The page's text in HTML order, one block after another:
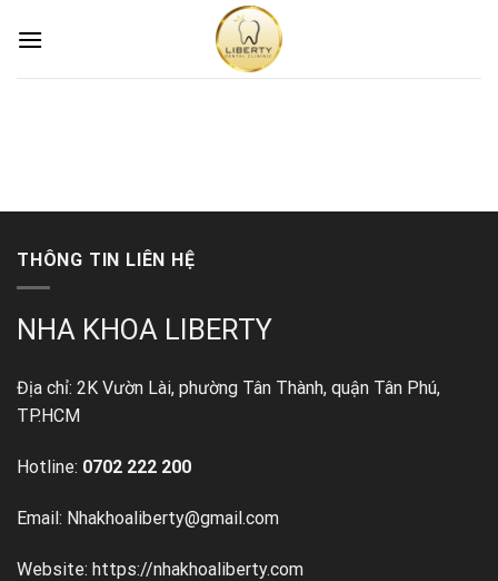
THÔNG TIN LIÊN HỆ
NHA KHOA LIBERTY
Địa chỉ: 2K Vườn Lài, phường Tân Thành, quận Tân Phú,
TP.HCM
Hotline: 0702 222 200
Email: Nhakhoaliberty@gmail.com
Website: https://nhakhoaliberty.com